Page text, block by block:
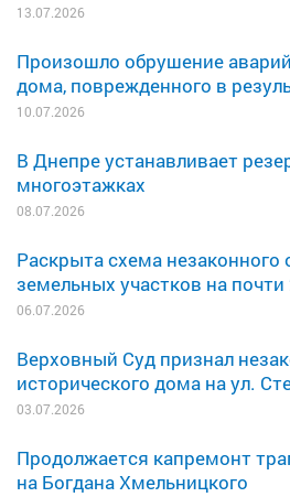
13.07.2026
Произошло обрушение
дома, поврежденного в
10.07.2026
В Днепре устанавливает
многоэтажках
08.07.2026
Раскрыта схема незаконного
земельных участков на
06.07.2026
Верховный Суд признал
исторического дома на ул.
03.07.2026
Продолжается капремонт
на Богдана Хмельницкого